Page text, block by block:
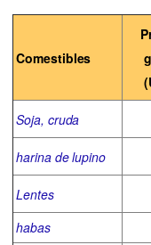
Comestibles
Soja, cruda
harina de lupino
Lentes
habas